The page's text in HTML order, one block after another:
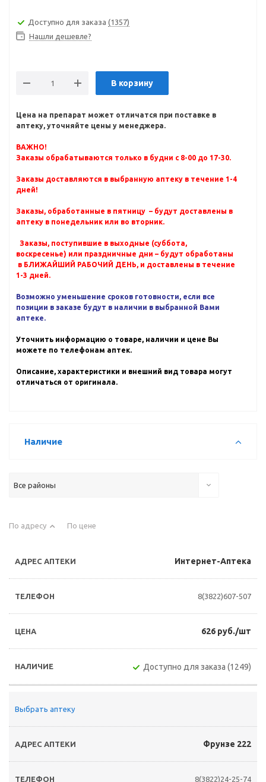
Доступно для заказа (1357)
Нашли дешевле?
В корзину
Цена на препарат может отличатся при поставке в
аптеку, уточняйте цены у менеджера.
ВАЖНО!
Заказы обрабатываются только в будни с 8-00 до 17-30.
Заказы доставляются в выбранную аптеку в течение 1-4
дней!
Заказы, обработанные в пятницу – будут доставлены в
аптеку в понедельник или во вторник.
Заказы, поступившие в выходные (суббота,
воскресенье) или праздничные дни – будут обработаны
в БЛИЖАЙШИЙ РАБОЧИЙ ДЕНЬ, и доставлены в течение
1-3 дней.
Возможно уменьшение сроков готовности, если все
позиции в заказе будут в наличии в выбранной Вами
аптеке.
Уточнить информацию о товаре, наличии и цене Вы
можете по телефонам аптек.
Описание, характеристики и внешний вид товара могут
отличаться от оригинала.
Наличие
Все районы
По адресу По цене
Интернет-Аптека
8(3822)607-507
626 руб./шт
Доступно для заказа (1249)
Выбрать аптеку
Фрунзе 222
8(3822)24-25-74